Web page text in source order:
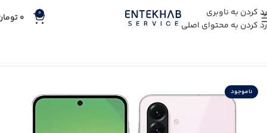
رد کردن به ناوبری
رد کردن به محتوای اصلی
0
0
ناموجود